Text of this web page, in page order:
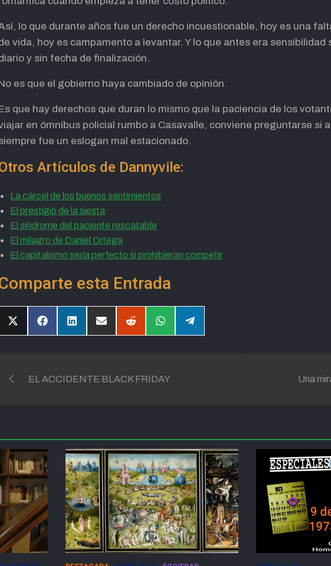
lo que durante años fue un derecho incuestionable, hoy es una
vida, hoy es campamento a levantar. Y lo que antes era
y sin fecha de finalización.
es que el gobierno haya cambiado de opinión.
que hay derechos que duran lo mismo que la paciencia de los
en ómnibus policial rumbo a Casavalle, conviene preguntarse si
fue un eslogan mal estacionado.
Artículos de Dannyvile:
La cárcel de los buenos sentimientos
El prestigio de la siesta
El síndrome del paciente rescatable
El milagro de Daniel Ortega
El capitalismo sería perfecto si prohibieran competir
esta Entrada
Compartir
en
Compartir
en
Compartir
en
Compartir
en
Compartir
en
Compartir
en
Compartir
en
de
EL ACCIDENTE BLACK FRIDAY Una